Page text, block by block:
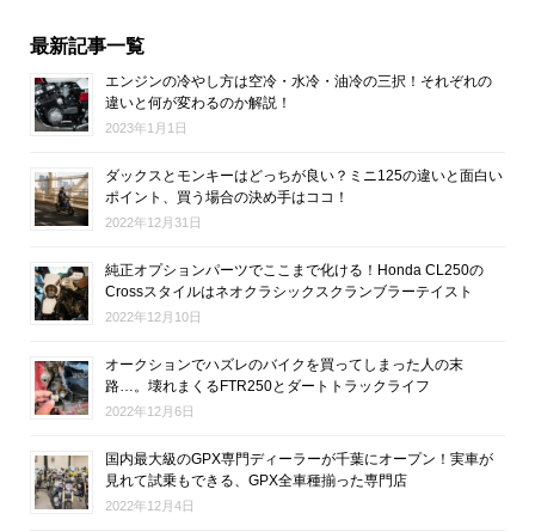
最新記事一覧
エンジンの冷やし方は空冷・水冷・油冷の三択！それぞれの
違いと何が変わるのか解説！
2023年1月1日
ダックスとモンキーはどっちが良い？ミニ125の違いと面白い
ポイント、買う場合の決め手はココ！
2022年12月31日
純正オプションパーツでここまで化ける！Honda CL250の
Crossスタイルはネオクラシックスクランブラーテイスト
2022年12月10日
オークションでハズレのバイクを買ってしまった人の末
路…。壊れまくるFTR250とダートトラックライフ
2022年12月6日
国内最大級のGPX専門ディーラーが千葉にオープン！実車が
見れて試乗もできる、GPX全車種揃った専門店
2022年12月4日